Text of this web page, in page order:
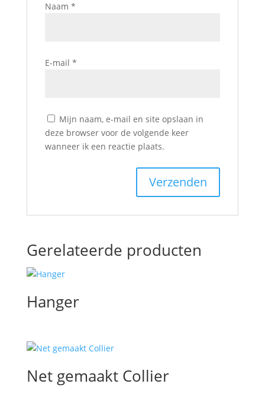
Naam *
E-mail *
Mijn naam, e-mail en site opslaan in
deze browser voor de volgende keer
wanneer ik een reactie plaats.
Gerelateerde producten
Hanger
Net gemaakt Collier